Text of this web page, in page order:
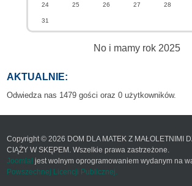
24 25 26 27 28
31
No i mamy rok 2025
AKTUALNIE:
Odwiedza nas 1479 gości oraz 0 użytkowników.
Copyright © 2026 DOM DLA MATEK Z MAŁOLETNIMI
CIĄŻY W SKĘPEM. Wszelkie prawa zastrzeżone.
Joomla! jest wolnym oprogramowaniem wydanym na
Powszechnej Licencji Publicznej.